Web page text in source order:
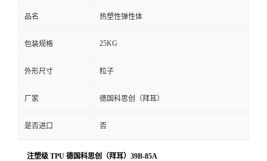
品名 热塑性弹性体
包装规格 25KG
外形尺寸 粒子
厂家 德国科思创（拜耳）
是否进口 否
注塑级 TPU 德国科思创（拜耳）39B-85A